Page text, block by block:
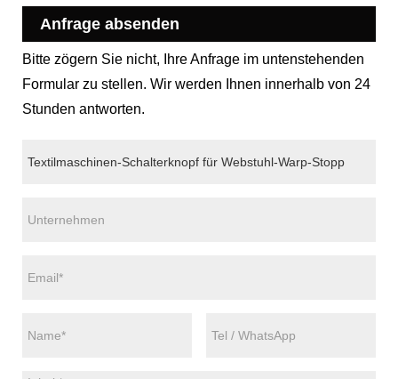
Anfrage absenden
Bitte zögern Sie nicht, Ihre Anfrage im untenstehenden
Formular zu stellen. Wir werden Ihnen innerhalb von 24
Stunden antworten.